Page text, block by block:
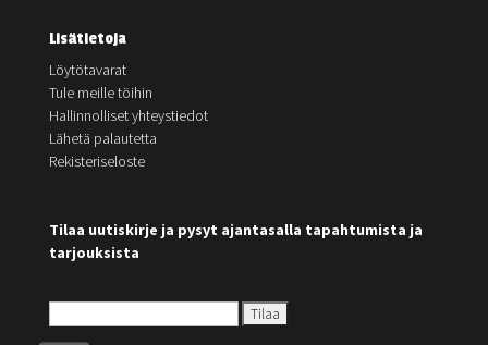
Lisätietoja
Löytötavarat
Tule meille töihin
Hallinnolliset yhteystiedot
Lähetä palautetta
Rekisteriseloste
Tilaa uutiskirje ja pysyt ajantasalla tapahtumista ja
tarjouksista